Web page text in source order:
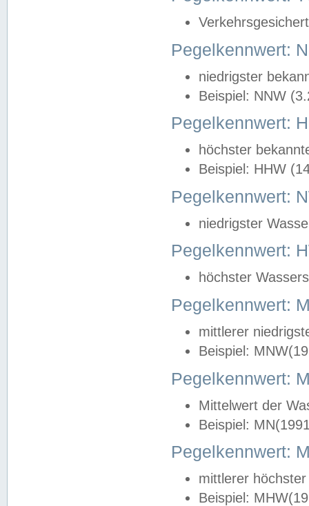
Pegelkennwert:
niedrigster
Beispiel: NNW
Pegelkennwert:
höchster
Beispiel: HHW
Pegelkennwert:
niedrigster
Pegelkennwert:
höchster
Pegelkennwert:
mittlerer
Beispiel:
Pegelkennwert:
Mittelwert der
Beispiel:
Pegelkennwert:
mittlerer
Beispiel: